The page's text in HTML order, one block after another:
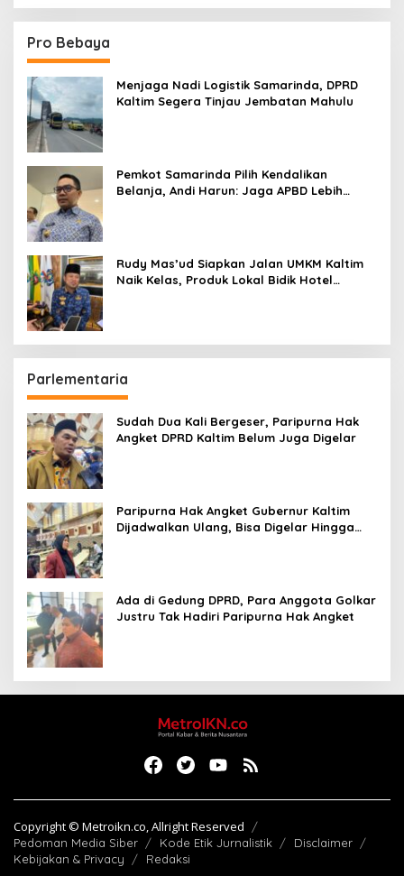
Pro Bebaya
Menjaga Nadi Logistik Samarinda, DPRD
Kaltim Segera Tinjau Jembatan Mahulu
Pemkot Samarinda Pilih Kendalikan
Belanja, Andi Harun: Jaga APBD Lebih
Rudy Mas’ud Siapkan Jalan UMKM Kaltim
Naik Kelas, Produk Lokal Bidik Hotel
Parlementaria
Sudah Dua Kali Bergeser, Paripurna Hak
Angket DPRD Kaltim Belum Juga Digelar
Paripurna Hak Angket Gubernur Kaltim
Dijadwalkan Ulang, Bisa Digelar Hingga
Ada di Gedung DPRD, Para Anggota Golkar
Justru Tak Hadiri Paripurna Hak Angket
Copyright © Metroikn.co, Allright Reserved
Pedoman Media Siber Kode Etik Jurnalistik
Disclaimer
Kebijakan & Privacy
Redaksi